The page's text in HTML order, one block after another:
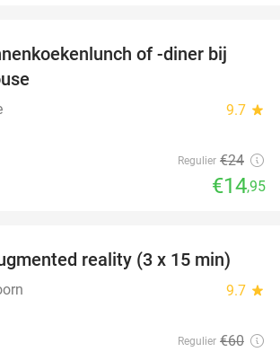
38%
of -diner bij
9.7 star
Regulier €24
€14,95
35%
reality (3 x 15 min)
9.7 star
Regulier €60